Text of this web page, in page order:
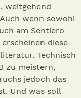
weitgehend
wenn sowohl
am Sentiero
diese
Technisch
zu meistern,
jedoch das
Und was soll